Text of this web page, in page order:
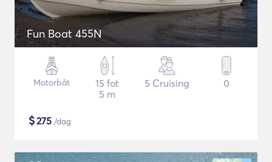
Fun Boat 455N
Motorbåt
15 fot
5 m
5 Cruising 0
$275 /dag